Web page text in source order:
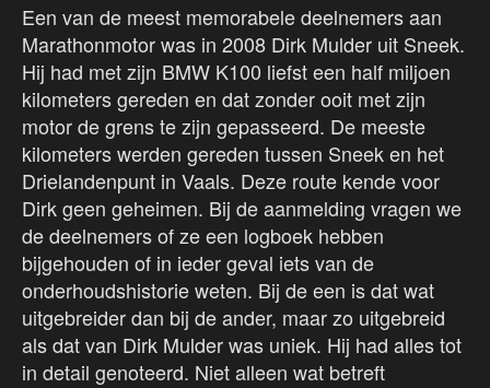
Een van de meest memorabele deelnemers aan
Marathonmotor was in 2008 Dirk Mulder uit Sneek.
Hij had met zijn BMW K100 liefst een half miljoen
kilometers gereden en dat zonder ooit met zijn
motor de grens te zijn gepasseerd. De meeste
kilometers werden gereden tussen Sneek en het
Drielandenpunt in Vaals. Deze route kende voor
Dirk geen geheimen. Bij de aanmelding vragen we
de deelnemers of ze een logboek hebben
bijgehouden of in ieder geval iets van de
onderhoudshistorie weten. Bij de een is dat wat
uitgebreider dan bij de ander, maar zo uitgebreid
als dat van Dirk Mulder was uniek. Hij had alles tot
in detail genoteerd. Niet alleen wat betreft